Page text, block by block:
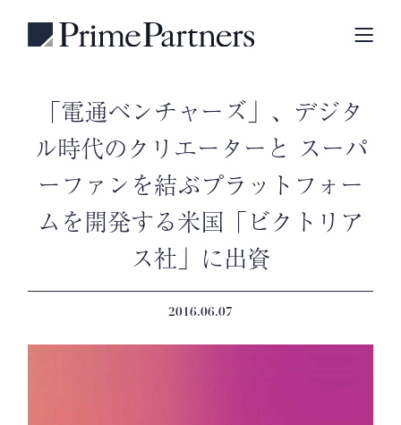
「電通ベンチャーズ」、デジタ
ル時代のクリエーターと スーパ
ーファンを結ぶプラットフォー
ムを開発する米国「ビクトリア
ス社」に出資
2016.06.07